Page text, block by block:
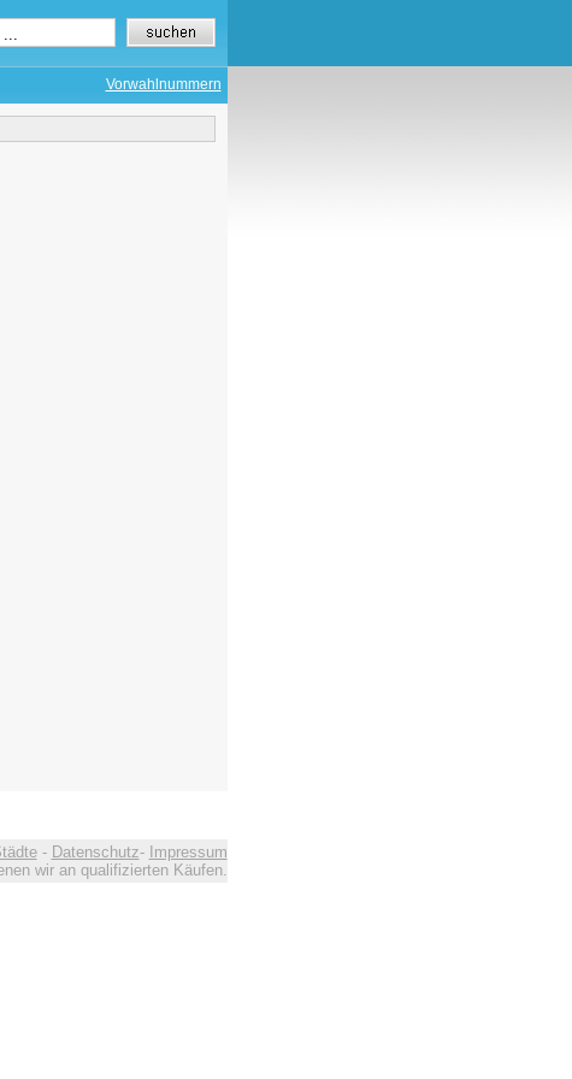
Vorwahlnummern
- Datenschutz- Impressum
wir an qualifizierten Käufen.